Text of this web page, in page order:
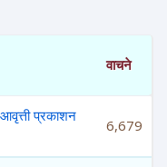
वाचने
प्रकाशन
6,679